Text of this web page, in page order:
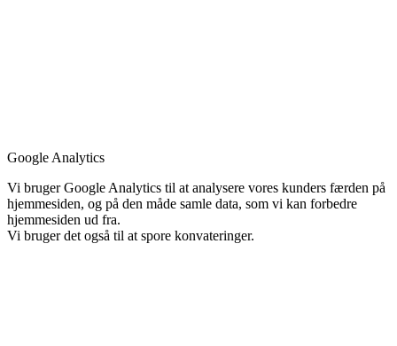
Google Analytics
Vi bruger Google Analytics til at analysere vores kunders færden på
hjemmesiden, og på den måde samle data, som vi kan forbedre
hjemmesiden ud fra.
Vi bruger det også til at spore konvateringer.